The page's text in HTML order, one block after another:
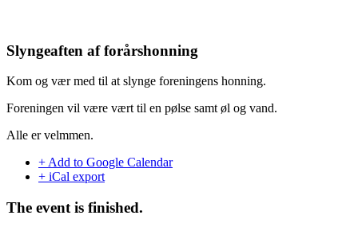
Slyngeaften af forårshonning
Kom og vær med til at slynge foreningens honning.
Foreningen vil være vært til en pølse samt øl og vand.
Alle er velmmen.
+ Add to Google Calendar
+ iCal export
The event is finished.